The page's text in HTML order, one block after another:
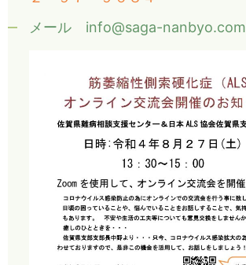
メール info@saga-nanbyo.com